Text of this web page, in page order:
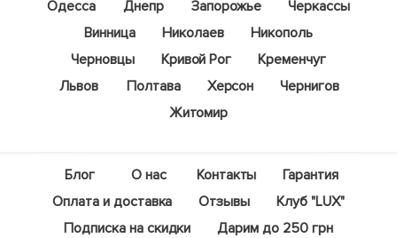
Одесса
Днепр Запорожье
Черкассы
Винница
Николаев
Никополь
Черновцы
Кривой Рог
Кременчуг
Львов
Полтава Херсон
Чернигов
Житомир
Блог О нас Контакты
Гарантия
Оплата и доставка
Отзывы
Клуб "LUX"
Подписка на скидки
Дарим до 250 грн